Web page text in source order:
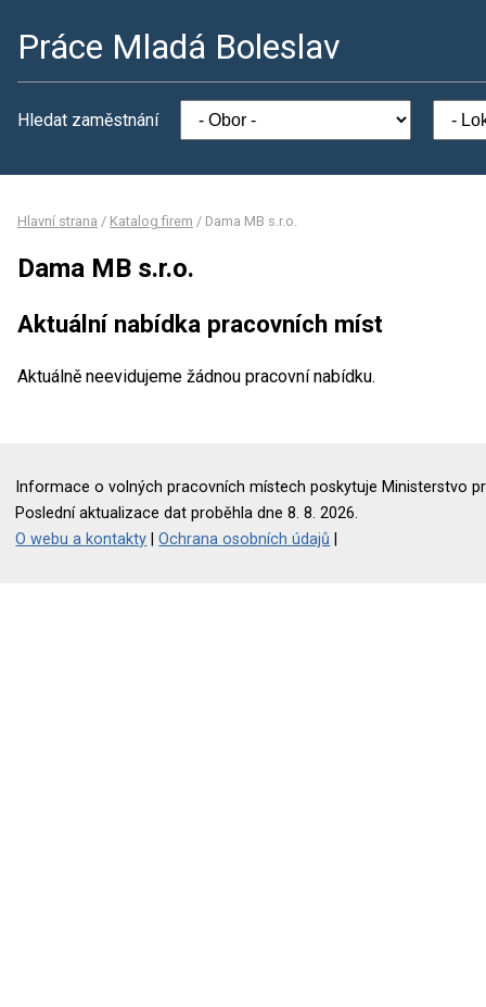
Práce Mladá Boleslav
Hledat zaměstnání
Hlavní strana / Katalog firem / Dama MB s.r.o.
Dama MB s.r.o.
Aktuální nabídka pracovních míst
Aktuálně neevidujeme žádnou pracovní nabídku.
Informace o volných pracovních místech poskytuje Ministerstvo
Poslední aktualizace dat proběhla dne 8. 8. 2026.
O webu a kontakty |Ochrana osobních údajů